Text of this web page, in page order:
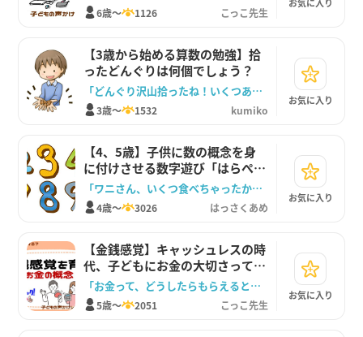
6歳～ 1126 こっこ先生
【3歳から始める算数の勉強】拾
ったどんぐりは何個でしょう？
「どんぐり沢山拾ったね！いくつあるかな？」
3歳～ 1532 kumiko
お気に入り
【4、5歳】子供に数の概念を身
に付けさせる数字遊び「はらぺこ
ワニさん」
「ワニさん、いくつ食べちゃったかな」
4歳～ 3026 はっさくあめ
お気に入り
【金銭感覚】キャッシュレスの時
代、子どもにお金の大切さってど
う教えればいい？
「お金って、どうしたらもらえると思う？」
5歳～ 2051 こっこ先生
お気に入り